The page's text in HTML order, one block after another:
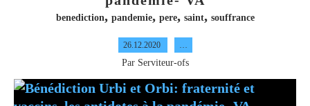
benediction, pandemie, pere, saint, souffrance
26.12.2020 …
Par Serviteur-ofs